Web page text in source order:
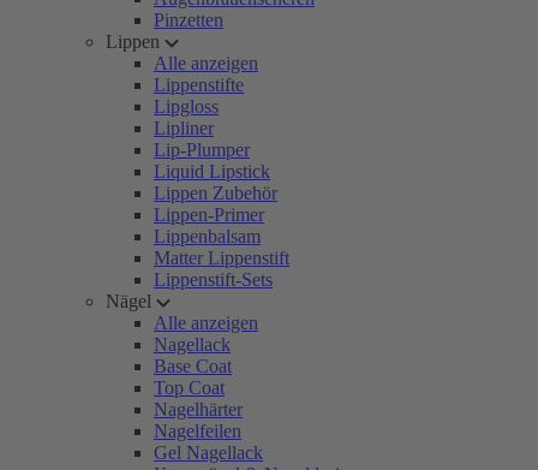
Pinzetten
Lippen
Alle anzeigen
Lippenstifte
Lipgloss
Lipliner
Lip-Plumper
Liquid Lipstick
Lippen Zubehör
Lippen-Primer
Lippenbalsam
Matter Lippenstift
Lippenstift-Sets
Nägel
Alle anzeigen
Nagellack
Base Coat
Top Coat
Nagelhärter
Nagelfeilen
Gel Nagellack